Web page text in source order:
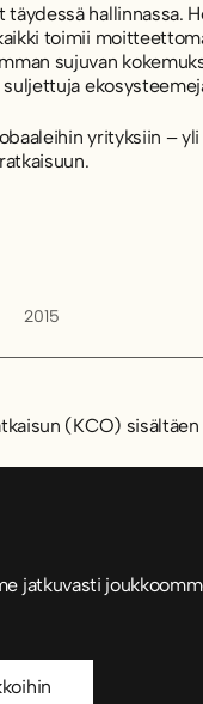
hallinnassa.
toimii
sujuvan
yrityksiin –
2015
(KCO)
jatkuvasti